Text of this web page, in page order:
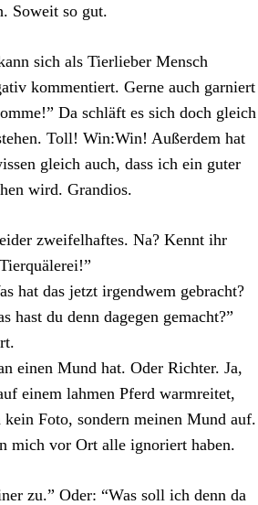
Soweit so gut.
sich als Tierlieber Mensch
kommentiert. Gerne auch garniert
Da schläft es sich doch gleich
Toll! Win:Win! Außerdem hat
gleich auch, dass ich ein guter
wird. Grandios.
zweifelhaftes. Na? Kennt ihr
hat das jetzt irgendwem gebracht?
hast du denn dagegen gemacht?”
einen Mund hat. Oder Richter. Ja,
einem lahmen Pferd warmreitet,
Foto, sondern meinen Mund auf.
mich vor Ort alle ignoriert haben.
zu.” Oder: “Was soll ich denn da